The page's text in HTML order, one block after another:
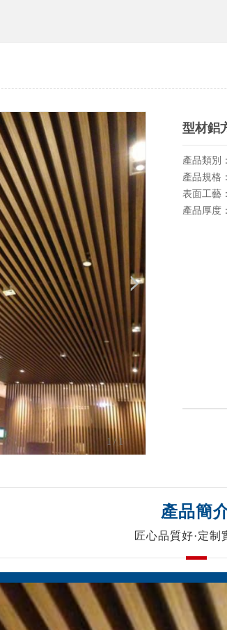
1/1
型材鋁
產品類別
產品規格
表面工藝
產品厚度
產品簡
匠心品質好·定制